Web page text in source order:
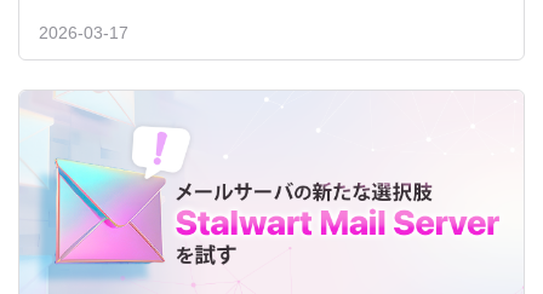
2026-03-17